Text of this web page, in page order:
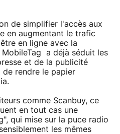
de simplifier l'accès aux
en augmentant le trafic
en ligne avec la
a déjà séduit les
et de la publicité
de rendre le papier
comme Scanbuy, ce
en tout cas une
qui mise sur la puce radio
les mêmes